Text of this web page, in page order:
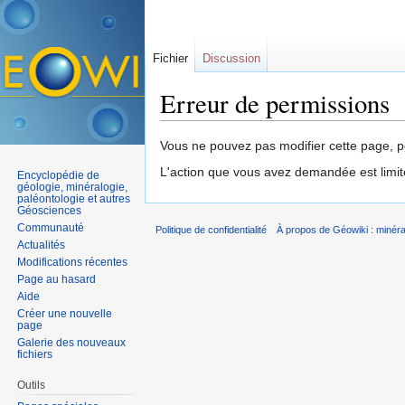
Erreur de permissions
Vous ne pouvez pas modifier cette page,
L'action que vous avez demandée est
Fichier Discussion
Encyclopédie de
géologie, minéralogie,
paléontologie et autres
Géosciences
Communauté
Actualités
Modifications récentes
Page au hasard
Aide
Créer une nouvelle
page
Galerie des nouveaux
fichiers
Outils
Politique de confidentialité À propos de Géowiki :